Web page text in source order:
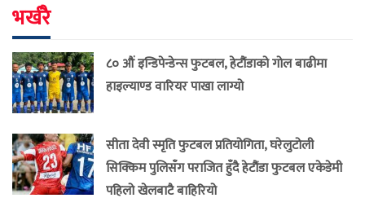
भर्खरै
८० औं इन्डिपेन्डेन्स फुटबल, हेटौंडाको गोल बाढीमा
हाइल्याण्ड वारियर पाखा लाग्यो
सीता देवी स्मृति फुटबल प्रतियोगिता, घरेलुटोली
सिक्किम पुलिसँग पराजित हुँदै हेटौंडा फुटबल एकेडेमी
पहिलो खेलबाटै बाहिरियो